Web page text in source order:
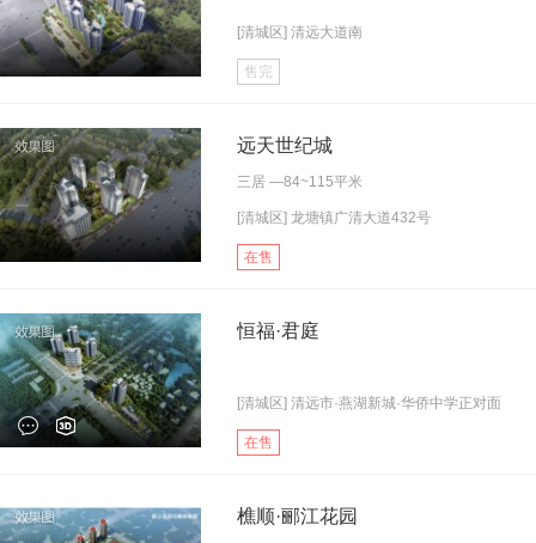
[清城区] 清远大道南
售完
远天世纪城
三居 —84~115平米
[清城区] 龙塘镇广清大道432号
在售
恒福·君庭
[清城区] 清远市·燕湖新城·华侨中学正对面
在售
樵顺·郦江花园